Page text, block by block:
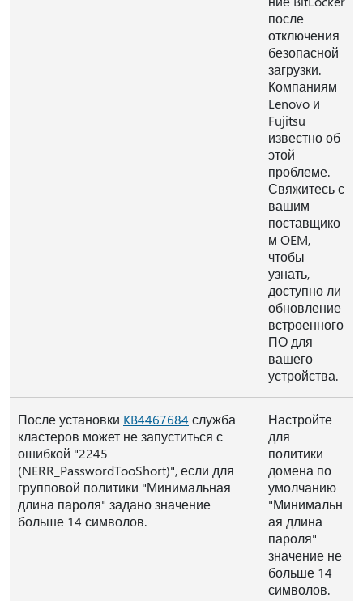
после
отключения
безопасной
загрузки.
Компаниям
Lenovo и
Fujitsu
известно об
этой
проблеме.
Свяжитесь с
вашим
поставщико
м OEM,
чтобы
узнать,
доступно ли
обновление
встроенного
ПО для
вашего
устройства.
После установки KB4467684 служба
кластеров может не запуститься с
ошибкой "2245
(NERR_PasswordTooShort)", если для
групповой политики "Минимальная
длина пароля" задано значение
больше 14 символов.
Настройте
для
политики
домена по
умолчанию
"Минимальн
ая длина
пароля"
значение не
больше 14
символов.